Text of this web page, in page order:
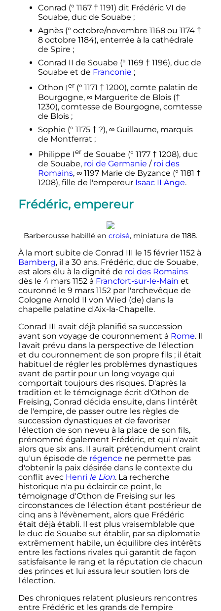
Conrad (° 1167 † 1191) dit Frédéric VI de
Souabe, duc de Souabe ;
Agnès (° octobre/novembre 1168 ou 1174 †
8 octobre 1184), enterrée à la cathédrale
de Spire ;
Conrad II de Souabe (° 1169 † 1196), duc de
Souabe et de Franconie ;
Othon Ier(° 1171 † 1200), comte palatin de
Bourgogne, ∞ Marguerite de Blois (†
1230), comtesse de Bourgogne, comtesse
de Blois ;
Sophie (° 1175 † ?), ∞ Guillaume, marquis
de Montferrat ;
Philippe Ierde Souabe (° 1177 † 1208), duc
de Souabe, roi de Germanie / roi des
Romains, ∞ 1197 Marie de Byzance (° 1181 †
1208), fille de l'empereur Isaac II Ange.
Frédéric, empereur
Barberousse habillé en croisé, miniature de 1188.
À la mort subite de Conrad III le 15 février 1152 à
Bamberg, il a 30 ans. Frédéric, duc de Souabe,
est alors élu à la dignité de roi des Romains
dès le 4 mars 1152 à Francfort-sur-le-Main et
couronné le 9 mars 1152 par l'archevêque de
Cologne Arnold II von Wied (de) dans la
chapelle palatine d'Aix-la-Chapelle.
Conrad III avait déjà planifié sa succession
avant son voyage de couronnement à Rome. Il
l'avait prévu dans la perspective de l'élection
et du couronnement de son propre fils ; il était
habituel de régler les problèmes dynastiques
avant de partir pour un long voyage qui
comportait toujours des risques. D'après la
tradition et le témoignage écrit d'Othon de
Freising, Conrad décida ensuite, dans l'intérêt
de l'empire, de passer outre les règles de
succession dynastiques et de favoriser
l'élection de son neveu à la place de son fils,
prénommé également Frédéric, et qui n'avait
alors que six ans. Il aurait prétendument craint
qu'un épisode de régence ne permette pas
d'obtenir la paix désirée dans le contexte du
conflit avec Henri le Lion. La recherche
historique n'a pu éclaircir ce point, le
témoignage d'Othon de Freising sur les
circonstances de l'élection étant postérieur de
cinq ans à l'évènement, alors que Frédéric
était déjà établi. Il est plus vraisemblable que
le duc de Souabe sut établir, par sa diplomatie
extrêmement habile, un équilibre des intérêts
entre les factions rivales qui garantit de façon
satisfaisante le rang et la réputation de chacun
des princes et lui assura leur soutien lors de
l'élection.
Des chroniques relatent plusieurs rencontres
entre Frédéric et les grands de l'empire